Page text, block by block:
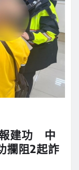
報建功 中
攔阻2起詐